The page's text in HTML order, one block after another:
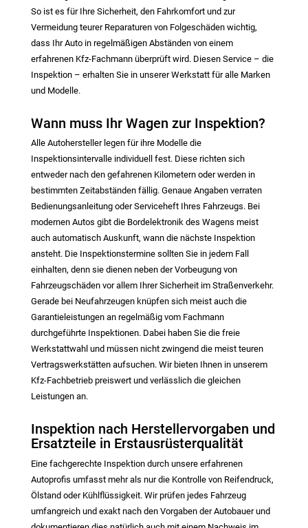
So ist es für Ihre Sicherheit, den Fahrkomfort und zur
Vermeidung teurer Reparaturen von Folgeschäden wichtig,
dass Ihr Auto in regelmäßigen Abständen von einem
erfahrenen Kfz-Fachmann überprüft wird. Diesen Service – die
Inspektion – erhalten Sie in unserer Werkstatt für alle Marken
und Modelle.
Wann muss Ihr Wagen zur Inspektion?
Alle Autohersteller legen für ihre Modelle die
Inspektionsintervalle individuell fest. Diese richten sich
entweder nach den gefahrenen Kilometern oder werden in
bestimmten Zeitabständen fällig. Genaue Angaben verraten
Bedienungsanleitung oder Serviceheft Ihres Fahrzeugs. Bei
modernen Autos gibt die Bordelektronik des Wagens meist
auch automatisch Auskunft, wann die nächste Inspektion
ansteht. Die Inspektionstermine sollten Sie in jedem Fall
einhalten, denn sie dienen neben der Vorbeugung von
Fahrzeugschäden vor allem Ihrer Sicherheit im Straßenverkehr.
Gerade bei Neufahrzeugen knüpfen sich meist auch die
Garantieleistungen an regelmäßig vom Fachmann
durchgeführte Inspektionen. Dabei haben Sie die freie
Werkstattwahl und müssen nicht zwingend die meist teuren
Vertragswerkstätten aufsuchen. Wir bieten Ihnen in unserem
Kfz-Fachbetrieb preiswert und verlässlich die gleichen
Leistungen an.
Inspektion nach Herstellervorgaben und
Ersatzteile in Erstausrüsterqualität
Eine fachgerechte Inspektion durch unsere erfahrenen
Autoprofis umfasst mehr als nur die Kontrolle von Reifendruck,
Ölstand oder Kühlflüssigkeit. Wir prüfen jedes Fahrzeug
umfangreich und exakt nach den Vorgaben der Autobauer und